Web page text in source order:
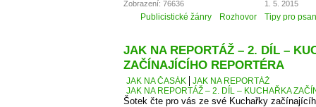
Zobrazení: 76636 1. 5. 2015
Publicistické žánry Rozhovor Tipy pro
JAK NA REPORTÁŽ – 2. DÍL –
ZAČÍNAJÍCÍHO REPORTÉRA
JAK NA ČASÁK
JAK NA REPORTÁŽ
JAK NA REPORTÁŽ – 2. DÍL – KUCHAŘKA
Šotek čte pro vás ze své Kuchařky